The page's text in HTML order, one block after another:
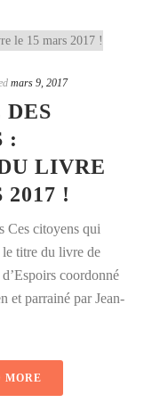
mars 9, 2017
:
LIVRE
2017 !
Ces citoyens qui
le titre du livre de
coordonné
et parrainé par Jean-
MORE